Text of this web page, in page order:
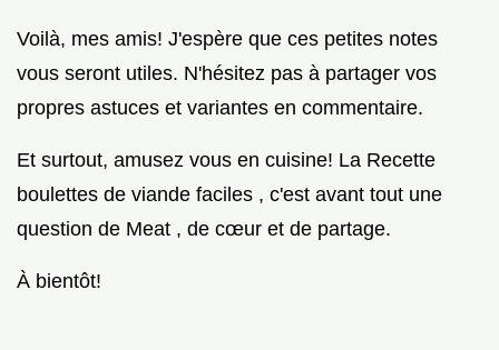
Voilà, mes amis! J'espère que ces petites notes
vous seront utiles. N'hésitez pas à partager vos
propres astuces et variantes en commentaire.
Et surtout, amusez vous en cuisine! La Recette
boulettes de viande faciles , c'est avant tout une
question de Meat , de cœur et de partage.
À bientôt!